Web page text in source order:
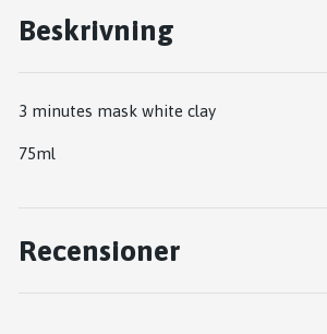
Beskrivning
3 minutes mask white clay
75ml
Recensioner